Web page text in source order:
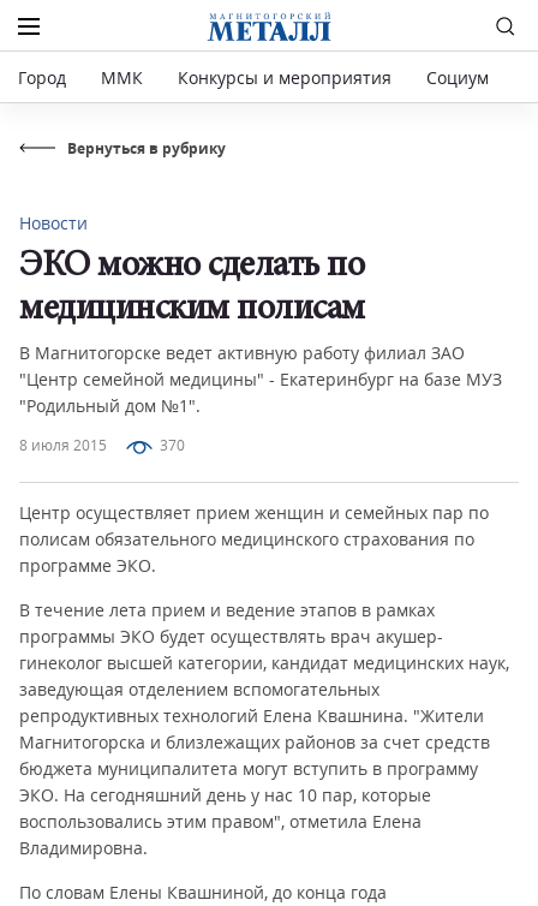
Город ММК Конкурсы и мероприятия Социум
Вернуться в рубрику
8 июля 2015 370
Новости
ЭКО можно сделать по
медицинским полисам
В Магнитогорске ведет активную работу филиал ЗАО
"Центр семейной медицины" - Екатеринбург на базе МУЗ
"Родильный дом №1".
Центр осуществляет прием женщин и семейных пар по
полисам обязательного медицинского страхования по
программе ЭКО.
В течение лета прием и ведение этапов в рамках
программы ЭКО будет осуществлять врач акушер-
гинеколог высшей категории, кандидат медицинских наук,
заведующая отделением вспомогательных
репродуктивных технологий Елена Квашнина. "Жители
Магнитогорска и близлежащих районов за счет средств
бюджета муниципалитета могут вступить в программу
ЭКО. На сегодняшний день у нас 10 пар, которые
воспользовались этим правом", отметила Елена
Владимировна.
По словам Елены Квашниной, до конца года